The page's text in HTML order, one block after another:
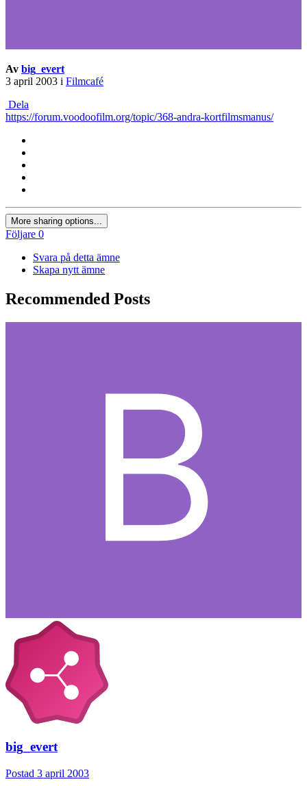
Av big_evert
3 april 2003 i Filmcafé
Dela
https://forum.voodoofilm.org/topic/368-andra-kortfilmsmanus/
More sharing options...
Följare 0
Svara på detta ämne
Skapa nytt ämne
Recommended Posts
big_evert
Postad 3 april 2003